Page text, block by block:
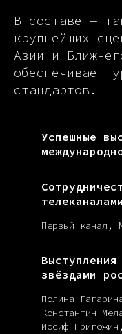
В составе —
крупнейших
Азии и
обеспечивает
стандартов.
Успешные
Первый канал,
звёздами
Полина
Константин
Иосиф